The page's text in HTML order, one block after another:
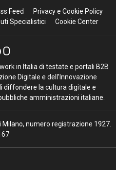
Feed
Privacy e Cookie Policy
Specialistici
Cookie Center
in Italia di testate e portali B2B
Digitale e dell’Innovazione
diffondere la cultura digitale e
amministrazioni italiane.
numero registrazione 1927.